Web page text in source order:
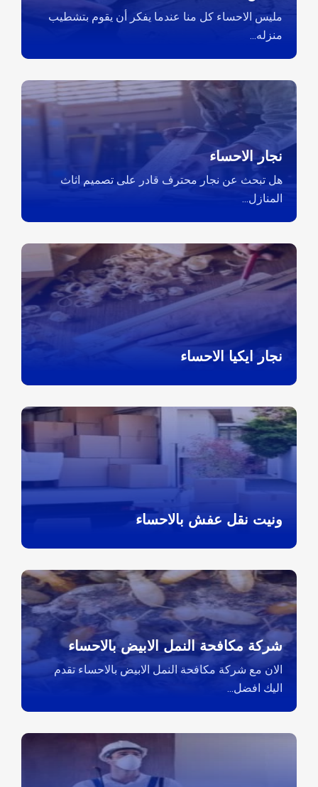
مليس الاحساء كل منا عندما يفكر أن يقوم بتشطيب
منزله...
نجار الاحساء
هل تبحث عن نجار محترف قادر على تصميم اثاث
المنازل...
نجار ايكيا الاحساء
ونيت نقل عفش بالاحساء
شركة مكافحة النمل الابيض بالاحساء
الان مع شركة مكافحة النمل الابيض بالاحساء تقدم
اليك افضل...